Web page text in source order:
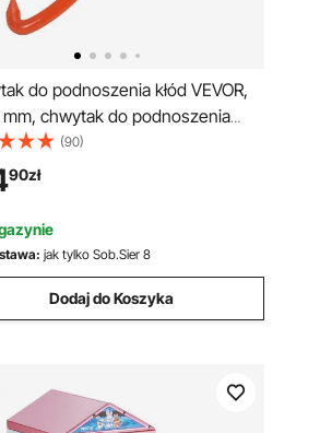
do podnoszenia kłód VEVOR,
mm, chwytak do podnoszenia
2 pazurami, wytrzymały,
stalowy chwytak do
kłód, udźwig 350 kg/772
narzędzie do podnoszenia,
ciągnięcia i przenoszenia
(90)
90zł
jak tylko Sob.Sier 8
Dodaj do Koszyka